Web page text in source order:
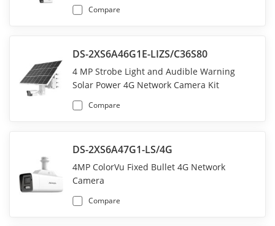
Compare
DS-2XS6A46G1E-LIZS/C36S80
4 MP Strobe Light and Audible Warning
Solar Power 4G Network Camera Kit
Compare
DS-2XS6A47G1-LS/4G
4MP ColorVu Fixed Bullet 4G Network
Camera
Compare